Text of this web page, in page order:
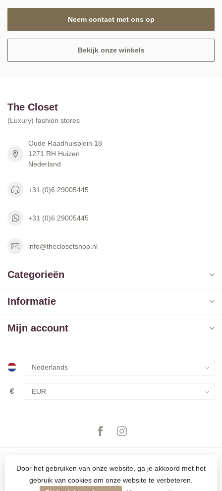
Neem contact met ons op
Bekijk onze winkels
The Closet
(Luxury) fashion stores
Oude Raadhuisplein 18
1271 RH Huizen
Nederland
+31 (0)6 29005445
+31 (0)6 29005445
info@theclosetshop.nl
Categorieën
Informatie
Mijn account
€
Door het gebruiken van onze website, ga je akkoord met het
gebruik van cookies om onze website te verbeteren.